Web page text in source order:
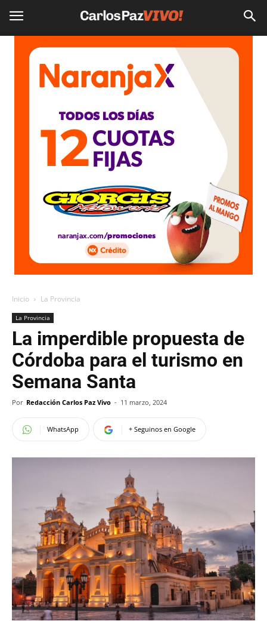
Inicio La Provincia
La Provincia
La imperdible propuesta de
Córdoba para el turismo en
Semana Santa
Por Redacción Carlos Paz Vivo - 11 marzo, 2024
WhatsApp + Seguinos en Google